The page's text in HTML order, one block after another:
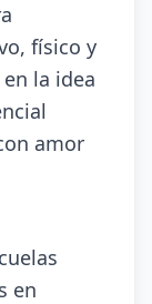
físico y
la idea
amor
en